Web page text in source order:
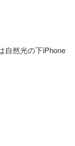
自然光の下iPhone